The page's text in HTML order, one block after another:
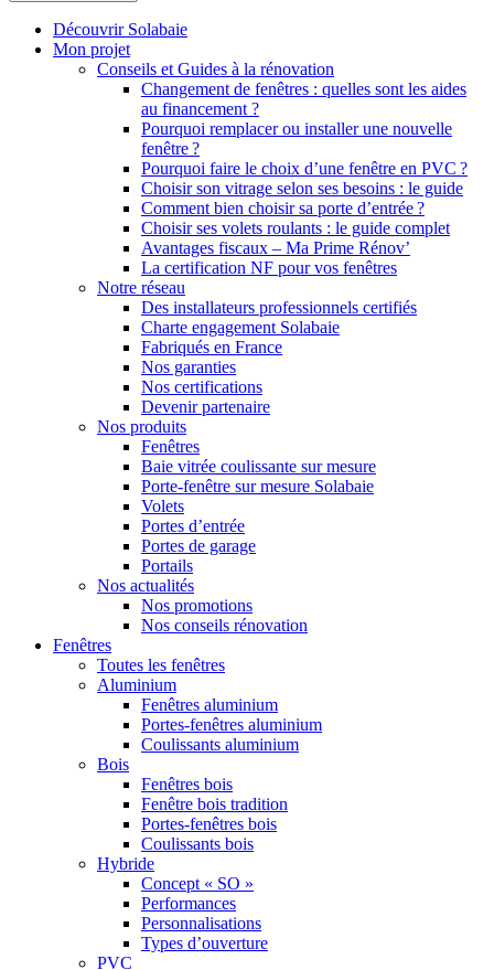
Découvrir Solabaie
Mon projet
Conseils et Guides à la rénovation
Changement de fenêtres : quelles sont les aides
au financement ?
Pourquoi remplacer ou installer une nouvelle
fenêtre ?
Pourquoi faire le choix d’une fenêtre en PVC ?
Choisir son vitrage selon ses besoins : le guide
Comment bien choisir sa porte d’entrée ?
Choisir ses volets roulants : le guide complet
Avantages fiscaux – Ma Prime Rénov’
La certification NF pour vos fenêtres
Notre réseau
Des installateurs professionnels certifiés
Charte engagement Solabaie
Fabriqués en France
Nos garanties
Nos certifications
Devenir partenaire
Nos produits
Fenêtres
Baie vitrée coulissante sur mesure
Porte-fenêtre sur mesure Solabaie
Volets
Portes d’entrée
Portes de garage
Portails
Nos actualités
Nos promotions
Nos conseils rénovation
Fenêtres
Toutes les fenêtres
Aluminium
Fenêtres aluminium
Portes-fenêtres aluminium
Coulissants aluminium
Bois
Fenêtres bois
Fenêtre bois tradition
Portes-fenêtres bois
Coulissants bois
Hybride
Concept « SO »
Performances
Personnalisations
Types d’ouverture
PVC